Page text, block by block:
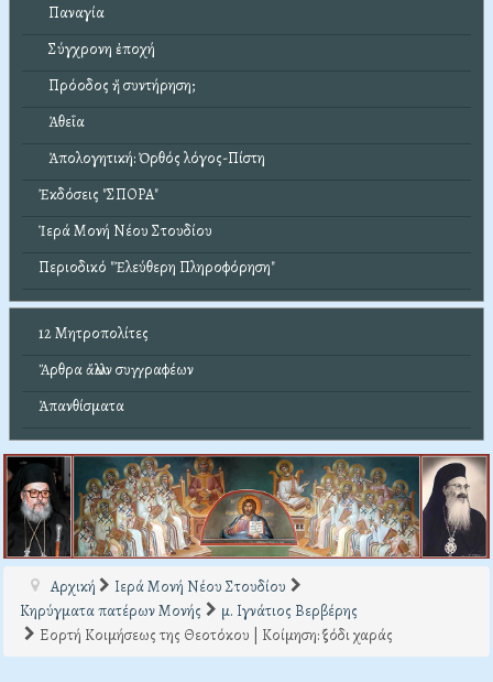
Παναγία
Σύγχρονη ἐποχή
Πρόοδος ἤ συντήρηση;
Ἀθεΐα
Ἀπολογητική: Ὀρθός λόγος-Πίστη
Ἐκδόσεις "ΣΠΟΡΑ"
Ἱερά Μονή Νέου Στουδίου
Περιοδικό "Ἐλεύθερη Πληροφόρηση"
12 Μητροπολίτες
Ἄρθρα ἄλλων συγγραφέων
Ἀπανθίσματα
Αρχική
Ιερά Μονή Νέου Στουδίου
Κηρύγματα πατέρων Μονής
μ. Ιγνάτιος Βερβέρης
Εορτή Κοιμήσεως της Θεοτόκου | Κοίμηση: ξόδι χαράς